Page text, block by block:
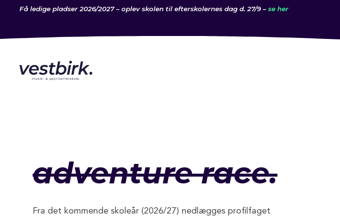
Få ledige pladser 2026/2027 – oplev skolen til efterskolernes dag d. 27/9 –se her
adventure race.
Fra det kommende skoleår (2026/27) nedlægges profilfaget